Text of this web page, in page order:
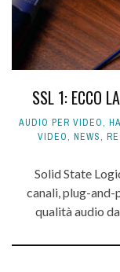
SSL 1: ECCO
AUDIO PER VIDEO,
VIDEO, NEWS,
Solid State
canali, plug-and-
qualità audio